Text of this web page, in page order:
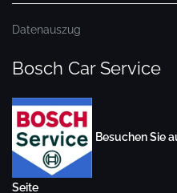
Datenauszug
Bosch Car Service
Besuchen Sie
Seite